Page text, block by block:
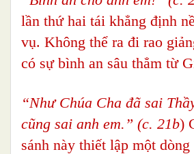
lần thứ hai tái khẳng định
vụ. Không thể ra đi rao
có sự bình an sâu thẳm từ
“Như Chúa Cha đã sai
cũng sai anh em.” (c. 21b)
sánh này thiết lập một